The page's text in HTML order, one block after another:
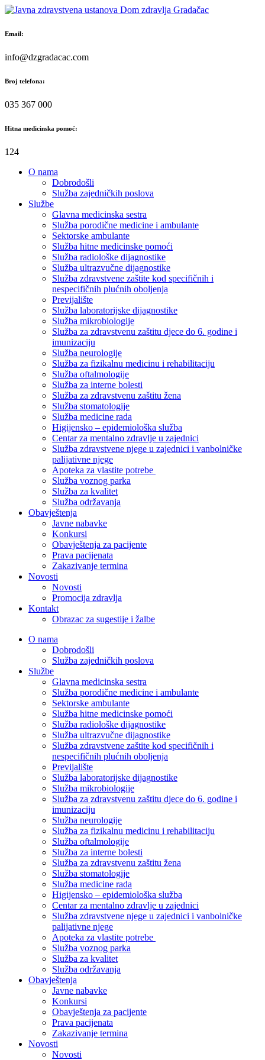
Skip
content
Email:
info@dzgradacac.com
Broj telefona:
035 367 000
Hitna medicinska pomoć:
124
O nama
Dobrodošli
Služba zajedničkih poslova
Službe
Glavna medicinska sestra
Služba porodične medicine i ambulante
Sektorske ambulante
Služba hitne medicinske pomoći
Služba radiološke dijagnostike
Služba ultrazvučne dijagnostike
Služba zdravstvene zaštite kod specifičnih i
nespecifičnih plućnih oboljenja
Previjalište
Služba laboratorijske dijagnostike
Služba mikrobiologije
Služba za zdravstvenu zaštitu djece do 6. godine i
imunizaciju
Služba neurologije
Služba za fizikalnu medicinu i rehabilitaciju
Služba oftalmologije
Služba za interne bolesti
Služba za zdravstvenu zaštitu žena
Služba stomatologije
Služba medicine rada
Higijensko – epidemiološka služba
Centar za mentalno zdravlje u zajednici
Služba zdravstvene njege u zajednici i vanbolničke
palijativne njege
Apoteka za vlastite potrebe
Služba voznog parka
Služba za kvalitet
Služba održavanja
Obavještenja
Javne nabavke
Konkursi
Obavještenja za pacijente
Prava pacijenata
Zakazivanje termina
Novosti
Novosti
Promocija zdravlja
Kontakt
Obrazac za sugestije i žalbe
O nama
Dobrodošli
Služba zajedničkih poslova
Službe
Glavna medicinska sestra
Služba porodične medicine i ambulante
Sektorske ambulante
Služba hitne medicinske pomoći
Služba radiološke dijagnostike
Služba ultrazvučne dijagnostike
Služba zdravstvene zaštite kod specifičnih i
nespecifičnih plućnih oboljenja
Previjalište
Služba laboratorijske dijagnostike
Služba mikrobiologije
Služba za zdravstvenu zaštitu djece do 6. godine i
imunizaciju
Služba neurologije
Služba za fizikalnu medicinu i rehabilitaciju
Služba oftalmologije
Služba za interne bolesti
Služba za zdravstvenu zaštitu žena
Služba stomatologije
Služba medicine rada
Higijensko – epidemiološka služba
Centar za mentalno zdravlje u zajednici
Služba zdravstvene njege u zajednici i vanbolničke
palijativne njege
Apoteka za vlastite potrebe
Služba voznog parka
Služba za kvalitet
Služba održavanja
Obavještenja
Javne nabavke
Konkursi
Obavještenja za pacijente
Prava pacijenata
Zakazivanje termina
Novosti
Novosti